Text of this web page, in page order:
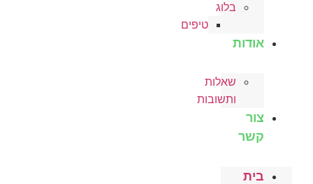
בלוג
טיפים
אודות
שאלות
ותשובות
צור
קשר
בית